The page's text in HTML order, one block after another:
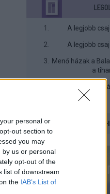
personal or
out section to
you may
by us or personal
opt-out of the
list of downstream
the IAB’s List of
A legjobb
A legjobb
Menő házak a
a
Így nyaralt